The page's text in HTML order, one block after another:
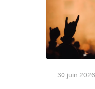
Posted
30 juin 2026